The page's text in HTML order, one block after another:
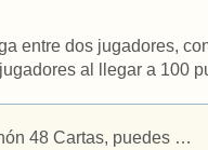
entre dos jugadores,
al llegar a 100
48 Cartas, puedes …